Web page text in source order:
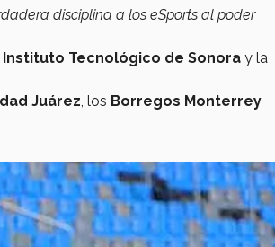
disciplina a los eSports al poder
Instituto Tecnológico de Sonora y la
Juárez, los Borregos Monterrey